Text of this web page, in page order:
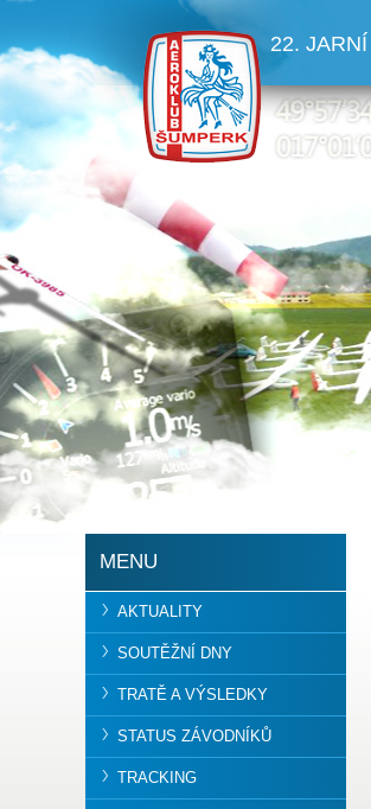
22.
MENU
AKTUALITY
SOUTĚŽNÍ DNY
TRATĚ A VÝSLEDKY
STATUS ZÁVODNÍKŮ
TRACKING